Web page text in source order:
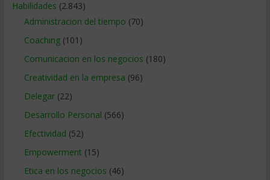
Habilidades (2.843)
Administracion del tiempo (70)
Coaching(101)
Comunicacion en los negocios (180)
Creatividad en la empresa (96)
Delegar(22)
Desarrollo Personal (566)
Efectividad (52)
Empowerment (15)
Etica en los negocios (46)